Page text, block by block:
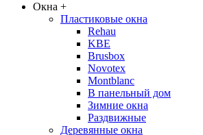
Окна +
Пластиковые окна
Rehau
KBE
Brusbox
Novotex
Montblanc
В панельный дом
Зимние окна
Раздвижные
Деревянные окна